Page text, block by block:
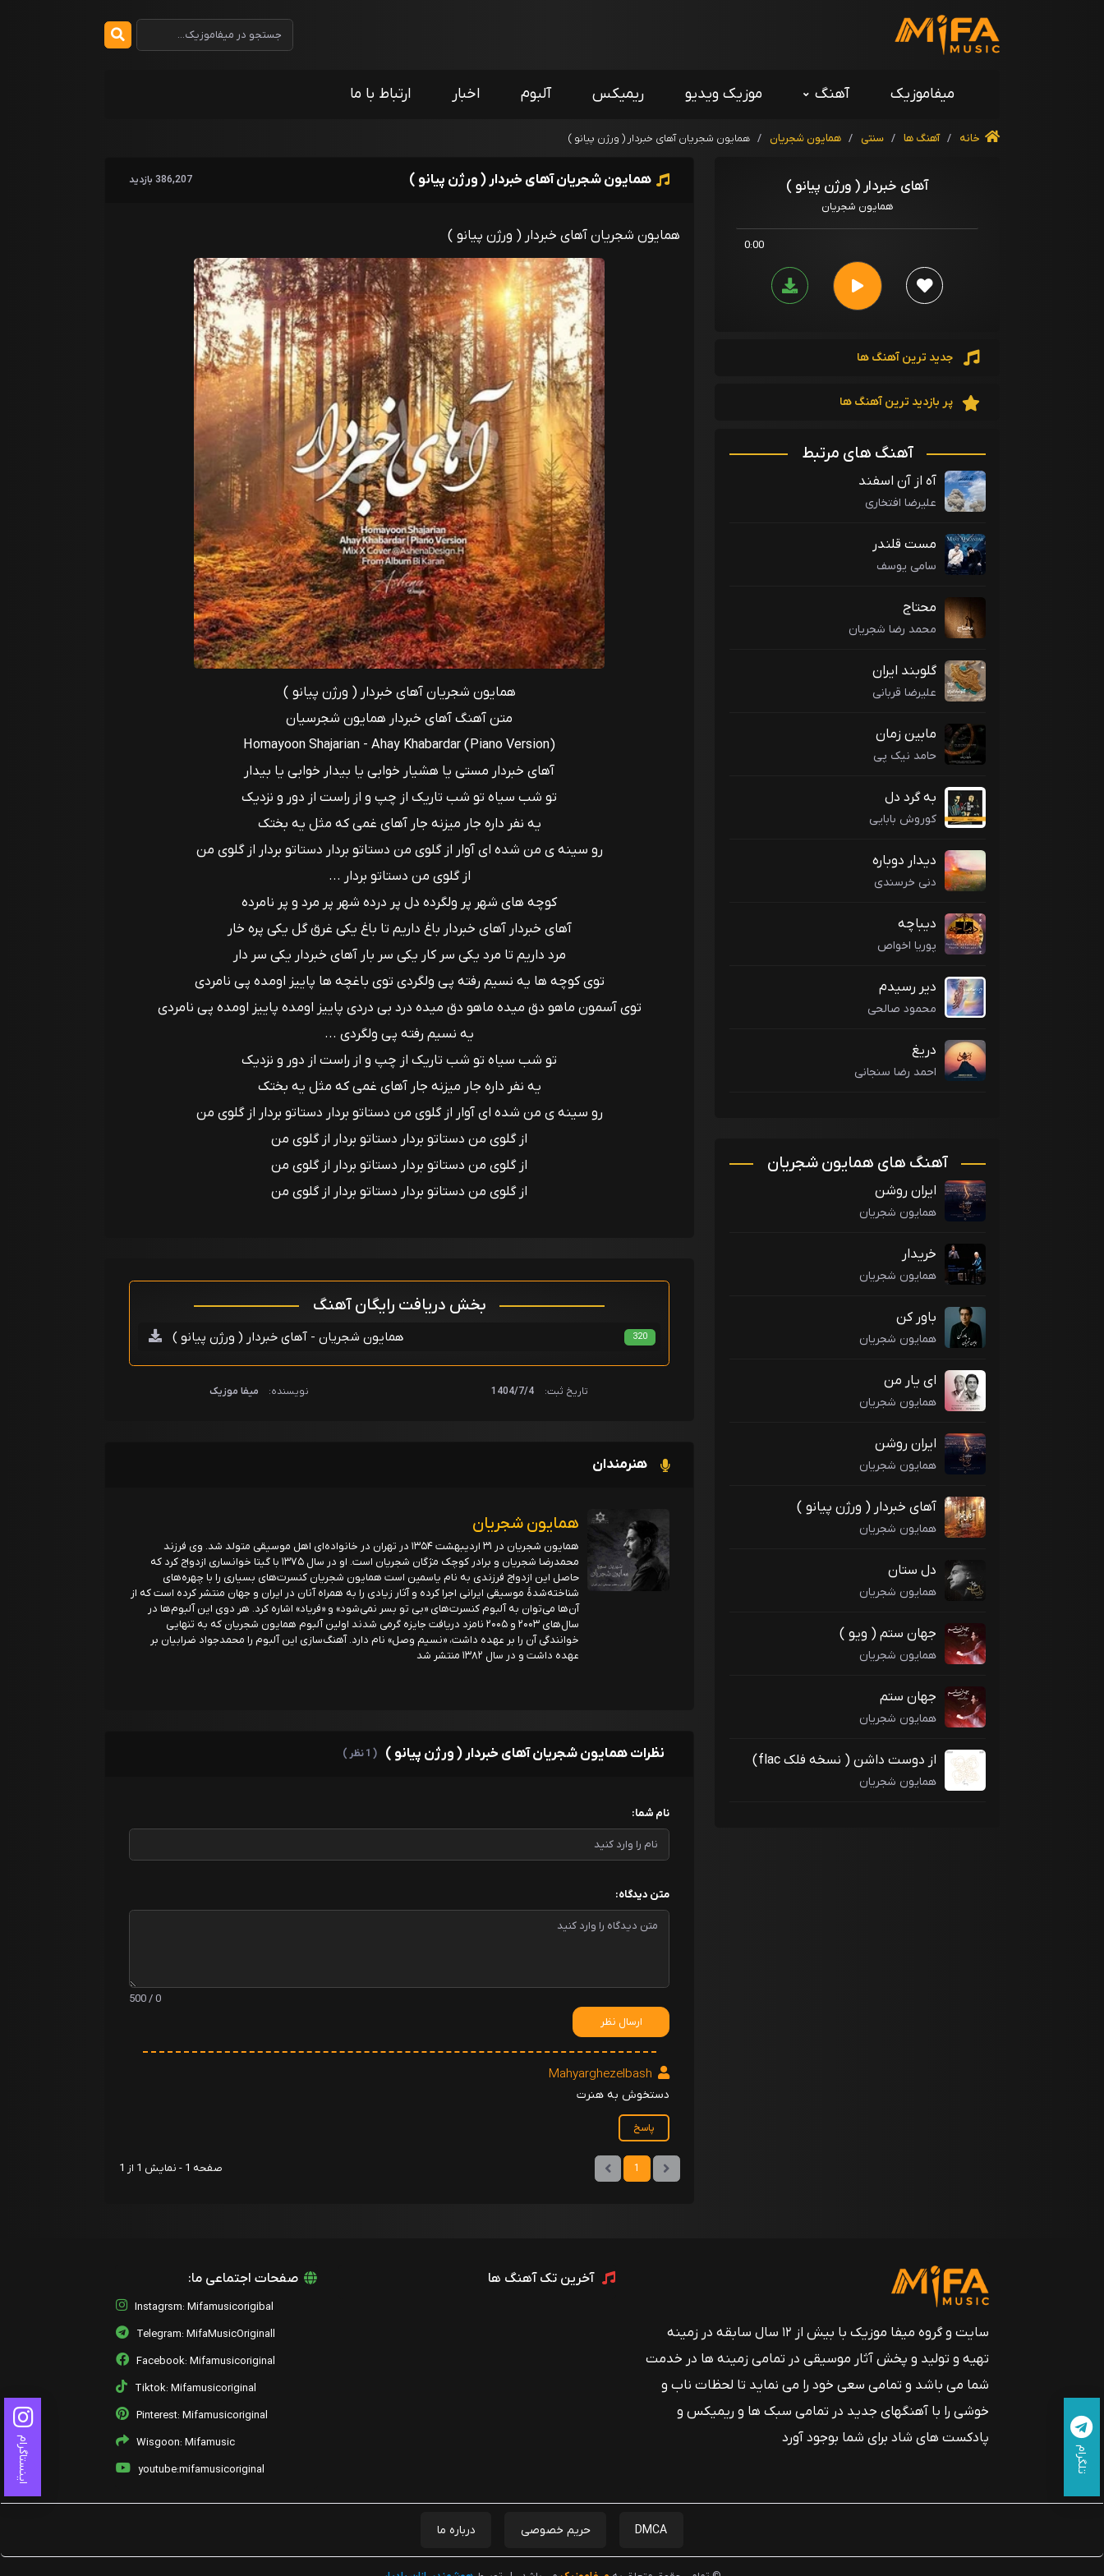
میفاموزیک آهنگ موزیک ویدیو ریمیکس آلبوم اخبار ارتباط با ما
خانه / آهنگ ها / سنتی / همایون شجریان / همایون شجریان آهای خبردار ( ورژن پیانو )
آهای خبردار ( ورژن پیانو )
همایون شجریان
0:00
جدید ترین آهنگ ها
پر بازدید ترین آهنگ ها
آهنگ های مرتبط
آه از آن اسفند
علیرضا افتخاری
مست قلندر
سامی یوسف
محتاج
محمد رضا شجریان
گلوبند ایران
علیرضا قربانی
مابین زمان
حامد نیک پی
به گرد دل
کوروش بابایی
دیدار دوباره
دنی خرسندی
دیباچه
پوریا اخواص
دیر رسیدم
محمود صالحی
دریغ
احمد رضا سنجانی
آهنگ های همایون شجریان
ایران روشن
همایون شجریان
خریدار
همایون شجریان
باور کن
همایون شجریان
ای یار من
همایون شجریان
ایران روشن
همایون شجریان
آهای خبردار ( ورژن پیانو )
همایون شجریان
دل ستان
همایون شجریان
جهان ستم ( ویو )
همایون شجریان
جهان ستم
همایون شجریان
از دوست داشن ( نسخه فلک flac)
همایون شجریان
همایون شجریان آهای خبردار ( ورژن پیانو ) 386,207 بازدید
همایون شجریان آهای خبردار ( ورژن پیانو )
همایون شجریان آهای خبردار ( ورژن پیانو )
متن آهنگ آهای خبردار همایون شجرسیان
Homayoon Shajarian - Ahay Khabardar (Piano Version)
آهای خبردار مستی یا هشیار خوابی یا بیدار خوابی یا بیدار
تو شب سیاه تو شب تاریک از چپ و از راست از دور و نزدیک
یه نفر داره جار میزنه جار آهای غمی که مثل یه بختک
رو سینه ی من شده ای آوار از گلوی من دستاتو بردار دستاتو بردار از گلوی من
از گلوی من دستاتو بردار ...
کوچه های شهر پر ولگرده دل پر درده شهر پر مرد و پر نامرده
آهای خبردار آهای خبردار باغ داریم تا باغ یکی غرق گل یکی پره خار
مرد داریم تا مرد یکی سر کار یکی سر بار آهای خبردار یکی سر دار
توی کوچه ها یه نسیم رفته پی ولگردی توی باغچه ها پاییز اومده پی نامردی
توی آسمون ماهو دق میده ماهو دق میده درد بی دردی پاییز اومده پاییز اومده پی نامردی
یه نسیم رفته پی ولگردی ...
تو شب سیاه تو شب تاریک از چپ و از راست از دور و نزدیک
یه نفر داره جار میزنه جار آهای غمی که مثل یه بختک
رو سینه ی من شده ای آوار از گلوی من دستاتو بردار دستاتو بردار از گلوی من
از گلوی من دستاتو بردار دستاتو بردار از گلوی من
از گلوی من دستاتو بردار دستاتو بردار از گلوی من
از گلوی من دستاتو بردار دستاتو بردار از گلوی من
بخش دریافت رایگان آهنگ
همایون شجریان - آهای خبردار ( ورژن پیانو ) 320
تاریخ ثبت: 1404/7/4 نویسنده: میفا موزیک
هنرمندان
همایون شجریان
همایون شجریان در ۳۱ اردیبهشت ۱۳۵۴ در تهران در خانواده‌ای اهل موسیقی متولد شد. وی فرزند
محمدرضا شجریان و برادر کوچک مژگان شجریان است. او در سال ۱۳۷۵ با گیتا خوانساری ازدواج کرد که
حاصل این ازدواج فرزندی به نام یاسمین است همایون شجریان کنسرت‌های بسیاری را با چهره‌های
شناخته‌شدهٔ موسیقی ایرانی اجرا کرده و آثار زیادی را به همراه آنان در ایران و جهان منتشر کرده است که از
آن‌ها می‌توان به آلبوم کنسرت‌های «بی تو بسر نمی‌شود» و «فریاد» اشاره کرد. هر دوی این آلبوم‌ها در
سال‌های ۲۰۰۳ و ۲۰۰۵ نامزد دریافت جایزه گرمی شدند اولین آلبوم همایون شجریان که به تنهایی
خوانندگی آن را بر عهده داشت، «نسیم وصل» نام دارد. آهنگ‌سازی این آلبوم را محمدجواد ضرابیان بر
عهده داشت و در سال ۱۳۸۲ منتشر شد
نظرات همایون شجریان آهای خبردار ( ورژن پیانو ) ( 1 نظر )
نام شما:
متن دیدگاه:
0 / 500
ارسال نظر
دستخوش به هنرت
پاسخ
1 صفحه 1 - نمایش 1 از 1
سایت و گروه میفا موزیک با بیش از ۱۲ سال سابقه در زمینه
تهیه و تولید و پخش آثار موسیقی در تمامی زمینه ها در خدمت
شما می باشد و تمامی سعی خود را می نماید تا لحظات ناب و
خوشی را با آهنگهای جدید در تمامی سبک ها و ریمیکس و
پادکست های شاد برای شما بوجود آورد
آخرین تک آهنگ ها صفحات اجتماعی ما:
Instagrsm: Mifamusicorigibal
Telegram: MifaMusicOriginall
Facebook: Mifamusicoriginal
Tiktok: Mifamusicoriginal
Pinterest: Mifamusicoriginal
Wisgoon: Mifamusic
youtube:mifamusicoriginal
DMCA حریم خصوصی درباره ما
اینستاگرام تلگرام